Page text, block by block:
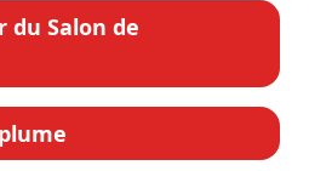
du Salon de